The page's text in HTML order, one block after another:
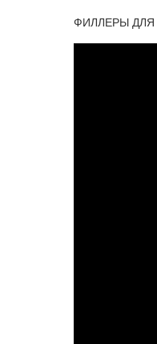
ФИЛЛЕРЫ ДЛЯ